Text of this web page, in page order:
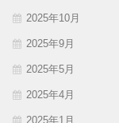
2025年10月
2025年9月
2025年5月
2025年4月
2025年1月